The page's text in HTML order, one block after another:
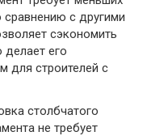
сравнению с другими
сэкономить
делает его
для строителей с
столбчатого
не требует